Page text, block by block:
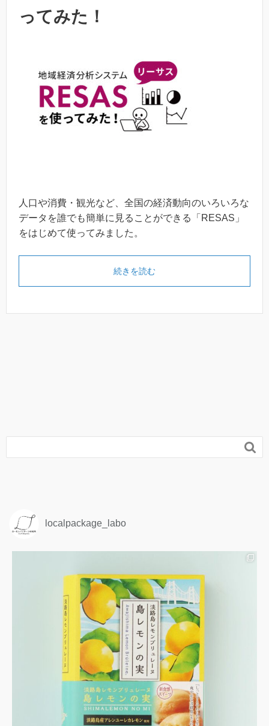
ってみた！
人口や消費・観光など、全国の経済動向のいろいろな
データを誰でも簡単に見ることができる「RESAS」
をはじめて使ってみました。
続きを読む

localpackage_labo